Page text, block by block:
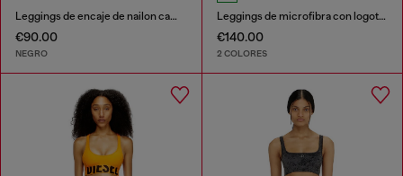
Leggings de encaje de nailon camouflage
€90.00
NEGRO
Leggings de microfibra con logotipo recortado
€140.00
2 COLORES